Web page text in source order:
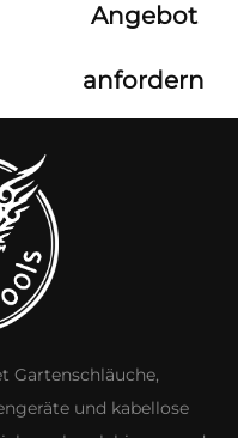
Angebot
anfordern
Gartenschläuche,
und kabellose